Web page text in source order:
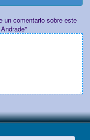
un comentario sobre este